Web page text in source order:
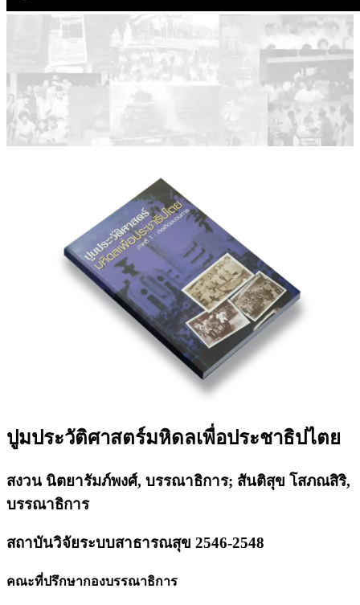
ปูมประวัติศาสตร์มหิดลเพื่อประชาธิปไตย
สงวน นิตยารัมภ์พงศ์, บรรณาธิการ; สันติสุข โสภณสิริ,
บรรณาธิการ
สถาบันวิจัยระบบสาธารณสุข 2546-2548
คณะที่ปรึกษากองบรรณาธิการ